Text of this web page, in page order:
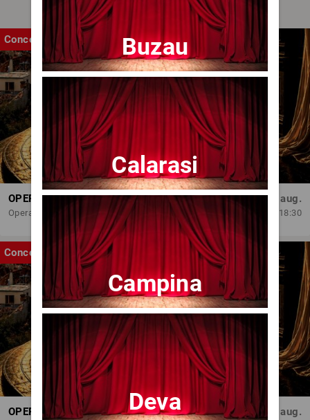
Concert
OPERA BRAȘOV ESTIVAL – ROMANCE & CINEMA - CONCERT
Opera Brasov
Sâm, 29 aug.
18:30
Concert
OPERA BRAȘOV ESTIVAL – ARMONII DE VARĂ - CVINTETUL VOCAL ANATOLY - CONCERT Dum, 30 aug.
Buzau
Calarasi
Campina
Deva